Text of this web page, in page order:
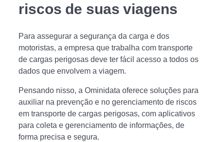
riscos de suas viagens
Para assegurar a segurança da carga e dos
motoristas, a empresa que trabalha com transporte
de cargas perigosas deve ter fácil acesso a todos os
dados que envolvem a viagem.
Pensando nisso, a Ominidata oferece soluções para
auxiliar na prevenção e no gerenciamento de riscos
em transporte de cargas perigosas, com aplicativos
para coleta e gerenciamento de informações, de
forma precisa e segura.